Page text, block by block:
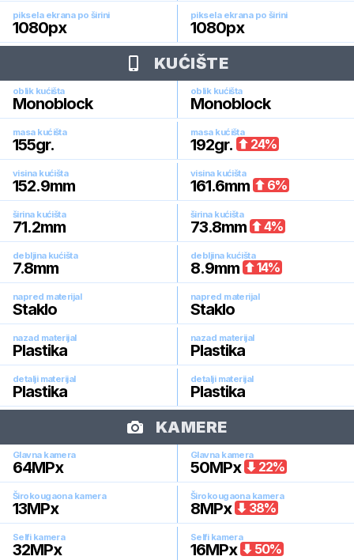
piksela ekrana po širini
1080px
piksela ekrana po širini
1080px
KUĆIŠTE
oblik kućišta
Monoblock
oblik kućišta
Monoblock
masa kućišta
155gr.
masa kućišta
192gr. 24%
visina kućišta
152.9mm
visina kućišta
161.6mm 6%
širina kućišta
71.2mm
širina kućišta
73.8mm 4%
debljina kućišta
7.8mm
debljina kućišta
8.9mm 14%
napred materijal
Staklo
napred materijal
Staklo
nazad materijal
Plastika
nazad materijal
Plastika
detalji materijal
Plastika
detalji materijal
Plastika
KAMERE
Glavna kamera
64MPx
Glavna kamera
50MPx 22%
Širokougaona kamera
13MPx
Širokougaona kamera
8MPx 38%
Selfi kamera
32MPx
Selfi kamera
16MPx 50%